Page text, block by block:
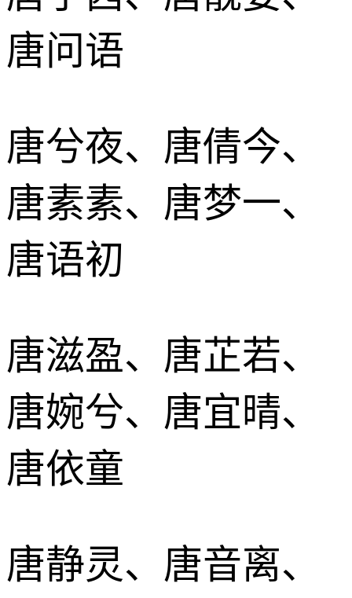
唐问语
唐兮夜、唐倩今、
唐素素、唐梦一、
唐语初
唐滋盈、唐芷若、
唐婉兮、唐宜晴、
唐依童
唐静灵、唐音离、